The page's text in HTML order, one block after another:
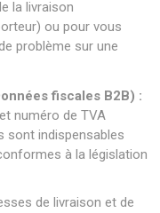
la livraison
ou pour vous
problème sur une
fiscales B2B) :
numéro de TVA
sont indispensables
à la législation
de livraison et de